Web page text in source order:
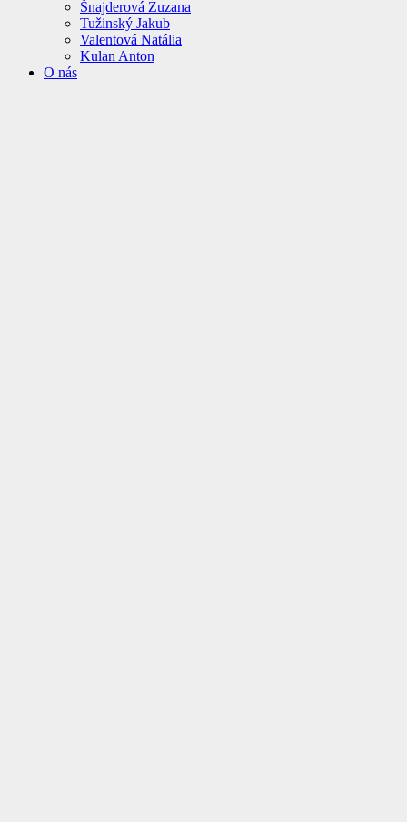
Šnajderová Zuzana
Tužinský Jakub
Valentová Natália
Kulan Anton
O nás